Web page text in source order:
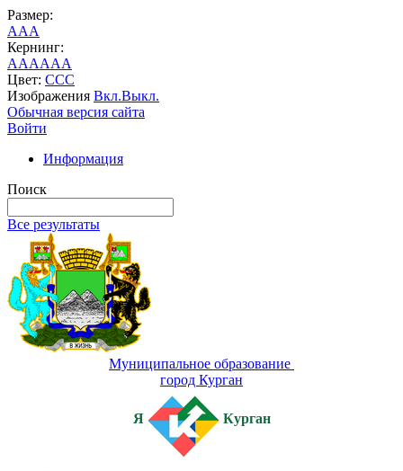
Размер:
AAA
Кернинг:
AAAAAA
Цвет: CCC
Изображения Вкл.Выкл.
Обычная версия сайта
Войти
Информация
Поиск
Все результаты
Муниципальное образование
город Курган
Я Курган